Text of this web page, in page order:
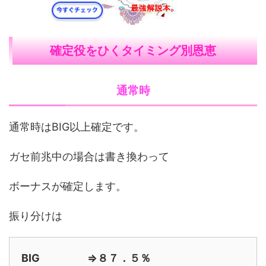
確定役をひくタイミング別恩恵
通常時
通常時はBIG以上確定です。
ガセ前兆中の場合は書き換わって
ボーナスが確定します。
振り分けは
BIG ⇒８７．５％